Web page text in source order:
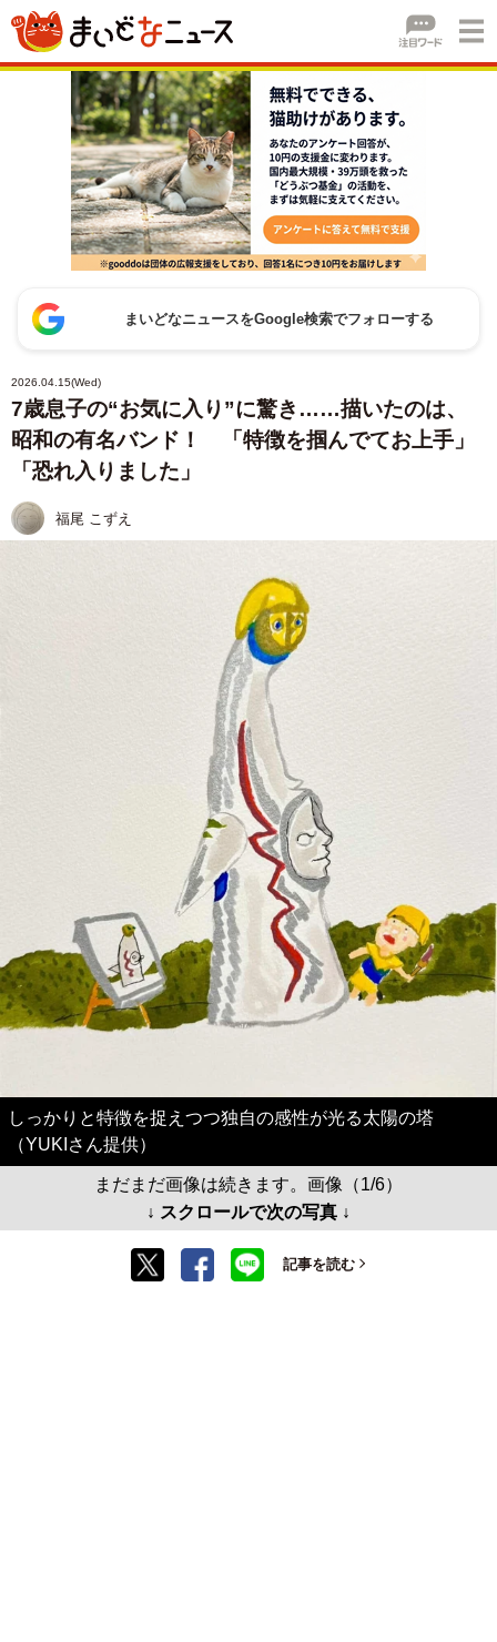
まいどなニュースをGoogle検索でフォローする
2026.04.15(Wed)
7歳息子の“お気に入り”に驚き……描いたのは、
昭和の有名バンド！ 「特徴を掴んでてお上手」
「恐れ入りました」
福尾 こずえ
しっかりと特徴を捉えつつ独自の感性が光る太陽の塔
（YUKIさん提供）
まだまだ画像は続きます。画像（1/6）
↓ スクロールで次の写真 ↓
記事を読む